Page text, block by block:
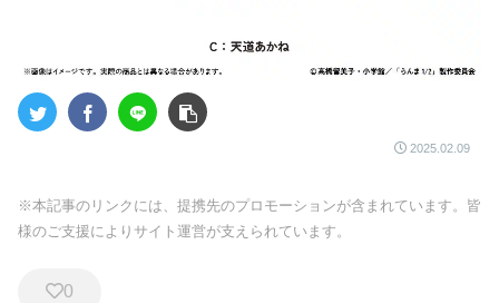
2025.02.09
※本記事のリンクには、提携先のプロモーションが含まれています。皆
様のご支援によりサイト運営が支えられています。
0